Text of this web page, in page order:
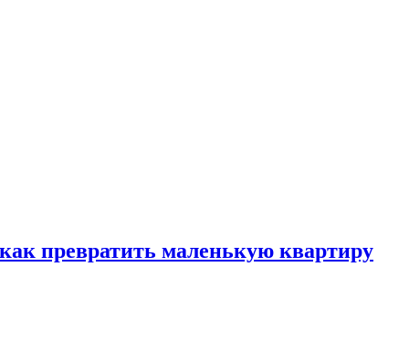
превратить маленькую квартиру